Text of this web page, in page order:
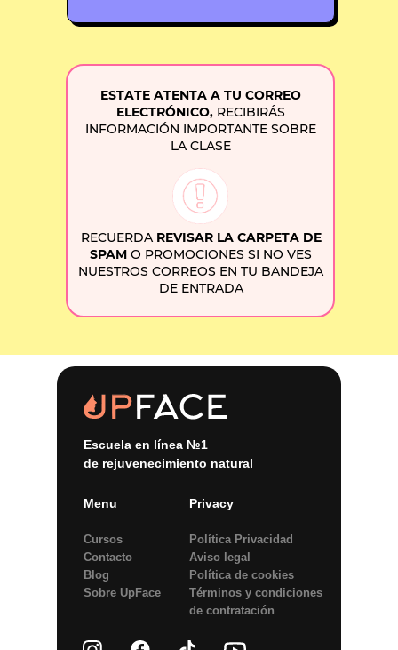
ESTATE ATENTA A TU CORREO
ELECTR´ÓNICO, RECIBIRÁS
INFORMACIÓN IMPORTANTE SOBRE
LA CLASE
RECUERDA REVISAR LA CARPETA DE
SPAM O PROMOCIONES SI NO VES
NUESTROS CORREOS EN TU BANDEJA
DE ENTRADA
Escuela en línea №1
de rejuvenecimiento natural
Menu Privacy
Cursos
Contacto
Blog
Sobre UpFace
Política Privacidad
Aviso legal
Política de сookies
Términos y condiciones
de contratación